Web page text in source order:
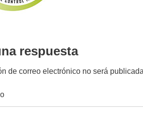
respuesta
de correo electrónico no será